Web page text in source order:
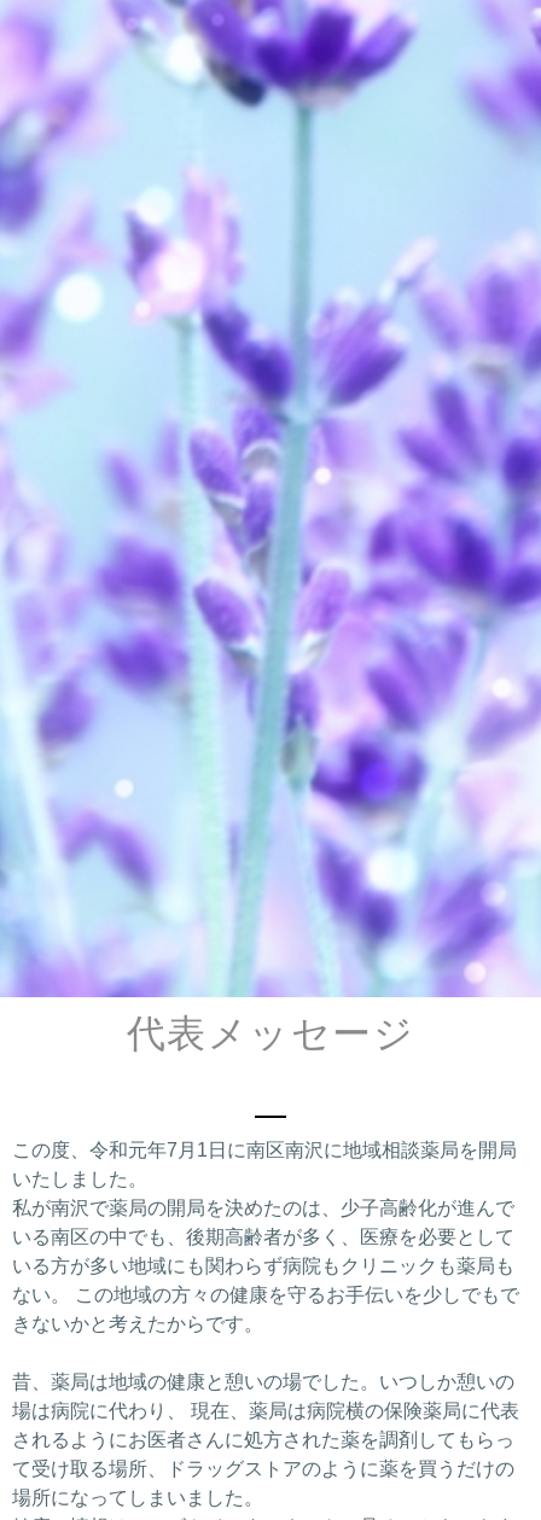
代表メッセージ
この度、令和元年7月1日に南区南沢に地域相談薬局を開局
いたしました。
私が南沢で薬局の開局を決めたのは、少子高齢化が進んで
いる南区の中でも、後期高齢者が多く、医療を必要として
いる方が多い地域にも関わらず病院もクリニックも薬局も
ない。 この地域の方々の健康を守るお手伝いを少しでもで
きないかと考えたからです。
昔、薬局は地域の健康と憩いの場でした。いつしか憩いの
場は病院に代わり、 現在、薬局は病院横の保険薬局に代表
されるようにお医者さんに処方された薬を調剤してもらっ
て受け取る場所、ドラッグストアのように薬を買うだけの
場所になってしまいました。